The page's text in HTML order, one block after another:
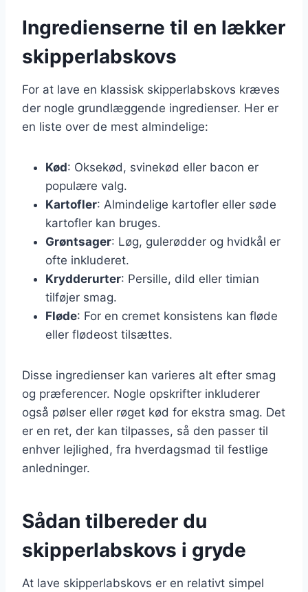
Ingredienserne til en lækker
skipperlabskovs
For at lave en klassisk skipperlabskovs kræves
der nogle grundlæggende ingredienser. Her er
en liste over de mest almindelige:
Kød: Oksekød, svinekød eller bacon er
populære valg.
Kartofler: Almindelige kartofler eller søde
kartofler kan bruges.
Grøntsager: Løg, gulerødder og hvidkål er
ofte inkluderet.
Krydderurter: Persille, dild eller timian
tilføjer smag.
Fløde: For en cremet konsistens kan fløde
eller flødeost tilsættes.
Disse ingredienser kan varieres alt efter smag
og præferencer. Nogle opskrifter inkluderer
også pølser eller røget kød for ekstra smag. Det
er en ret, der kan tilpasses, så den passer til
enhver lejlighed, fra hverdagsmad til festlige
anledninger.
Sådan tilbereder du
skipperlabskovs i gryde
At lave skipperlabskovs er en relativt simpel